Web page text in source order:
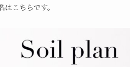
こちらです。